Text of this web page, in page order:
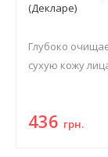
(Декларе)
Глубоко
сухую кожу
436 грн.